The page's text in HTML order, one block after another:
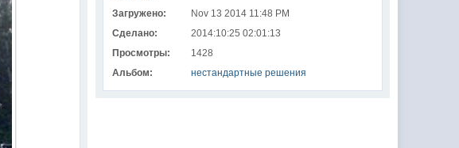
Загружено:
Nov 13 2014 11:48 PM
Сделано:
2014:10:25 02:01:13
Просмотры:
1428
Альбом:
нестандартные решения